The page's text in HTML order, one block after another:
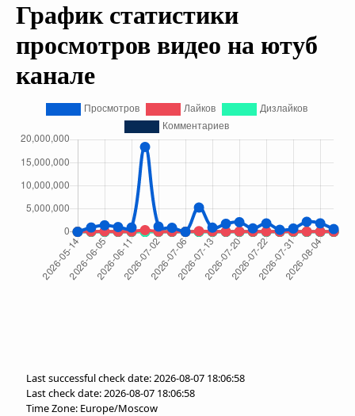
График статистики
просмотров видео на ютуб
канале
Last successful check date: 2026-08-07 18:06:58
Last check date: 2026-08-07 18:06:58
Time Zone: Europe/Moscow